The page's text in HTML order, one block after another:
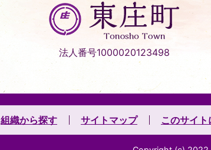
東
庄
町
Tonosho
Town
法人番号1000020123498
組織から探す サイトマップ このサイト